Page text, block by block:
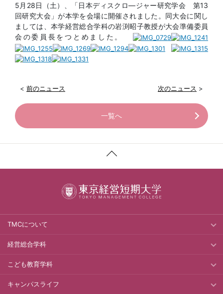
5月28日（土）、「日本ディスクロ―ジャー研究学会 第13
回研究大会」が本学を会場に開催されました。同大会に関し
ましては、本学経営総合学科の岩渕昭子教授が大会準備委員
会の委員長をつとめました。
< 前のニュース 次のニュース >
一覧へ
TMCについて
経営総合学科
こども教育学科
キャンパスライフ